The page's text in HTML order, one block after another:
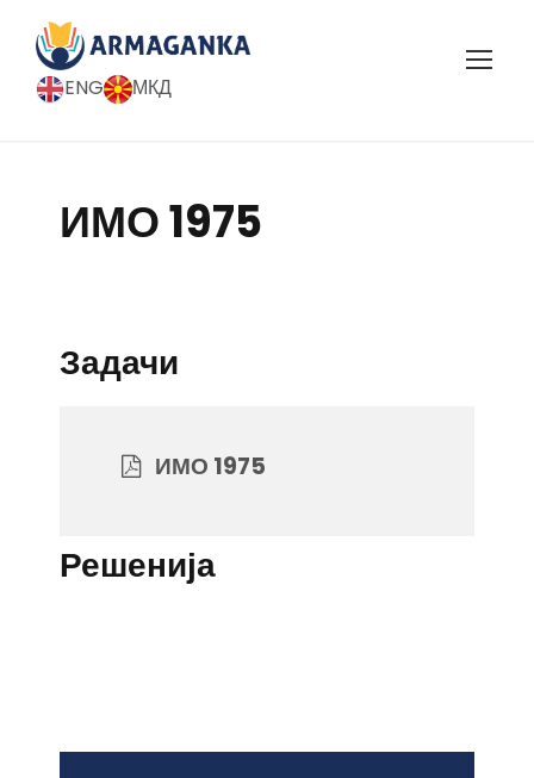
ENG МКД
ИМО 1975
Задачи
ИМО 1975
Решенија